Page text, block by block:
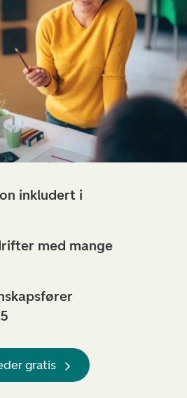
inkludert i
med mange
gratis